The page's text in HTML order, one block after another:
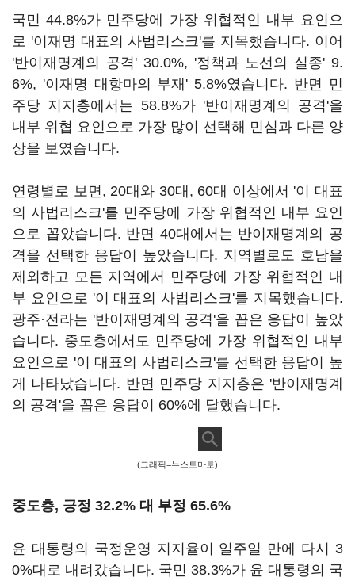
국민 44.8%가 민주당에 가장 위협적인 내부 요인으
로 '이재명 대표의 사법리스크'를 지목했습니다. 이어
'반이재명계의 공격' 30.0%, '정책과 노선의 실종' 9.
6%, '이재명 대항마의 부재' 5.8%였습니다. 반면 민
주당 지지층에서는 58.8%가 '반이재명계의 공격'을
내부 위협 요인으로 가장 많이 선택해 민심과 다른 양
상을 보였습니다.
연령별로 보면, 20대와 30대, 60대 이상에서 '이 대표
의 사법리스크'를 민주당에 가장 위협적인 내부 요인
으로 꼽았습니다. 반면 40대에서는 반이재명계의 공
격을 선택한 응답이 높았습니다. 지역별로도 호남을
제외하고 모든 지역에서 민주당에 가장 위협적인 내
부 요인으로 '이 대표의 사법리스크'를 지목했습니다.
광주·전라는 '반이재명계의 공격'을 꼽은 응답이 높았
습니다. 중도층에서도 민주당에 가장 위협적인 내부
요인으로 '이 대표의 사법리스크'를 선택한 응답이 높
게 나타났습니다. 반면 민주당 지지층은 '반이재명계
의 공격'을 꼽은 응답이 60%에 달했습니다.
(그래픽=뉴스토마토)
중도층, 긍정 32.2% 대 부정 65.6%
윤 대통령의 국정운영 지지율이 일주일 만에 다시 3
0%대로 내려갔습니다. 국민 38.3%가 윤 대통령의 국